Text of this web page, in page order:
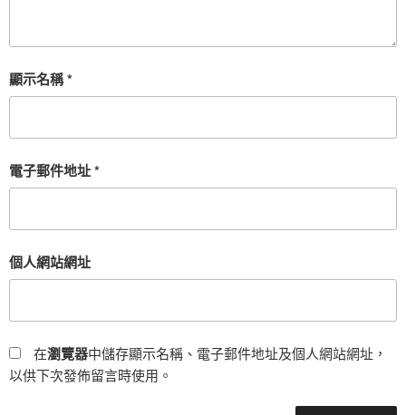
顯示名稱*
電子郵件地址*
個人網站網址
在瀏覽器中儲存顯示名稱、電子郵件地址及個人網站網址，
以供下次發佈留言時使用。